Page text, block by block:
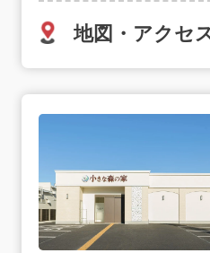
地図・アクセ